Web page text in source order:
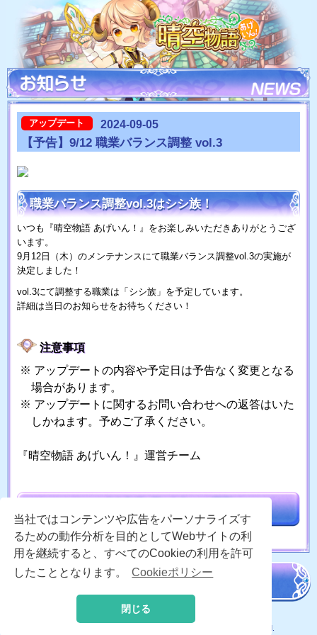
当社ではコンテンツや広告をパーソナライズす
るための動作分析を目的としてWebサイトの利
用を継続すると、すべてのCookieの利用を許可
したこととなります。
Cookieポリシー
閉じる
アップデート 2024-09-05
【予告】9/12 職業バランス調整 vol.3
職業バランス調整vol.3はシシ族！
いつも『晴空物語 あげいん！』をお楽しみいただきありがとうござ
います。
9月12日（木）のメンテナンスにて職業バランス調整vol.3の実施が
決定しました！
vol.3にて調整する職業は「シシ族」を予定しています。
詳細は当日のお知らせをお待ちください！
注意事項
アップデートの内容や予定日は予告なく変更となる
場合があります。
アップデートに関するお問い合わせへの返答はいた
しかねます。予めご了承ください。
『晴空物語 あげいん！』運営チーム
2026 MoonRabbit Corporation. All Rights Reserved.
2026 X-LEGEND Entertainment Corp. All Rights Reserved.